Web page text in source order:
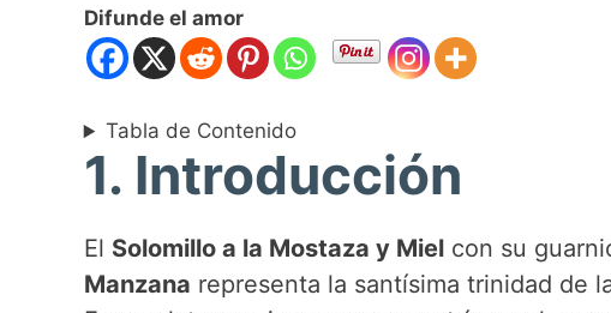
Difunde el amor
Tabla de Contenido
1. Introducción
El Solomillo a la Mostaza y Mielcon su
Manzana representa la santísima trinidad de